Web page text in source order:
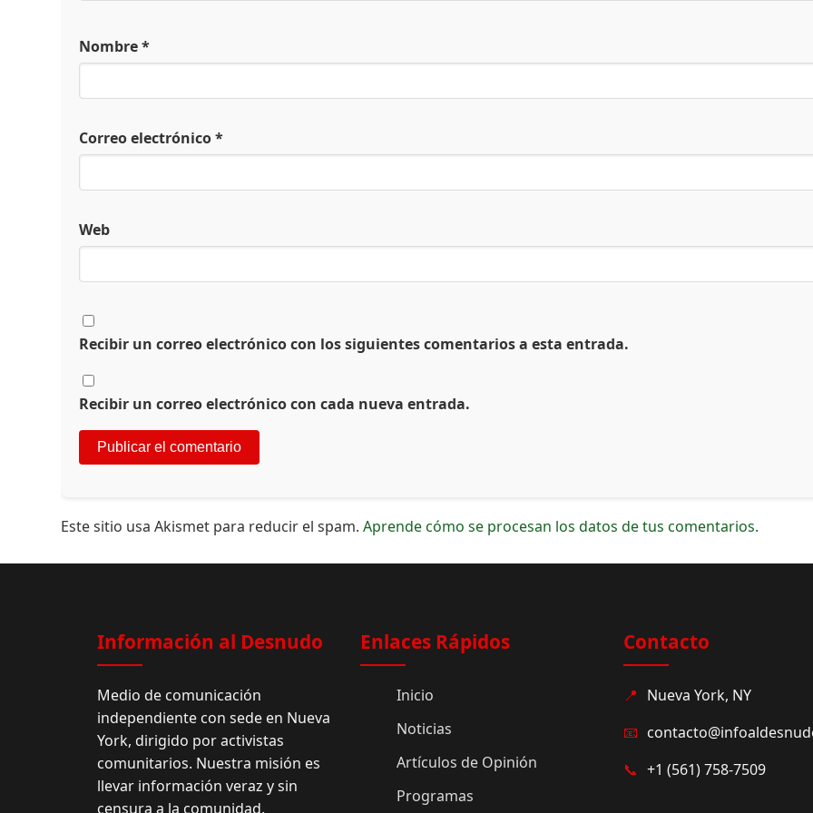
Nombre*
Correo electrónico*
Web
Recibir un correo electrónico con los siguientes comentarios a esta entrada.
Recibir un correo electrónico con cada nueva entrada.
Este sitio usa Akismet para reducir el spam.Aprende cómo se procesan los datos de tus comentarios.
Información al Desnudo
Medio de comunicación
independiente con sede en Nueva
York, dirigido por activistas
comunitarios. Nuestra misión es
llevar información veraz y sin
censura a la comunidad.
Enlaces Rápidos
Inicio
Noticias
Artículos de Opinión
Programas
Contacto
📍 Nueva York, NY
📧
📞 +1 (561) 758-7509